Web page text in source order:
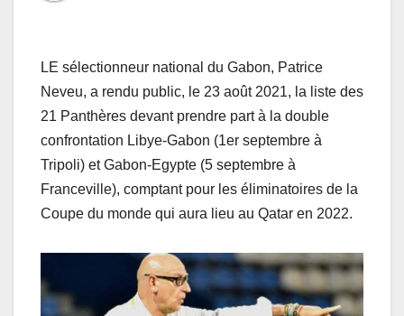
LE sélectionneur national du Gabon, Patrice
Neveu, a rendu public, le 23 août 2021, la liste des
21 Panthères devant prendre part à la double
confrontation Libye-Gabon (1er septembre à
Tripoli) et Gabon-Egypte (5 septembre à
Franceville), comptant pour les éliminatoires de la
Coupe du monde qui aura lieu au Qatar en 2022.